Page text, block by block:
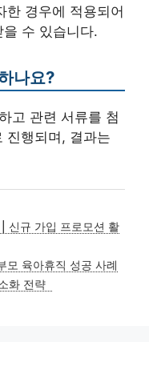
한 경우에 적용되어
수 있습니다.
나요?
고 관련 서류를 첨
진행되며, 결과는
신규 가입 프로모션 활
모 육아휴직 성공 사례
화 전략